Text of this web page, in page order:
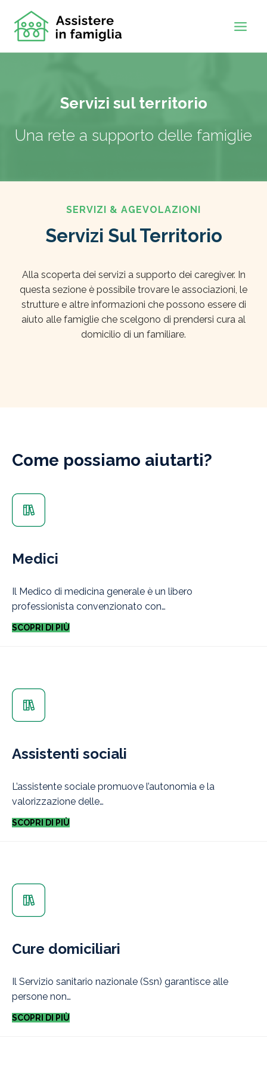
contenuto
Servizi sul territorio
Una rete a supporto delle famiglie
SERVIZI & AGEVOLAZIONI
Servizi Sul Territorio
Alla scoperta dei servizi a supporto dei caregiver. In
questa sezione è possibile trovare le associazioni, le
strutture e altre informazioni che possono essere di
aiuto alle famiglie che scelgono di prendersi cura al
domicilio di un familiare.
Come possiamo aiutarti?
Medici
Il Medico di medicina generale è un libero
professionista convenzionato con…
SCOPRI DI PIÙ
Assistenti sociali
L’assistente sociale promuove l’autonomia e la
valorizzazione delle…
SCOPRI DI PIÙ
Cure domiciliari
Il Servizio sanitario nazionale (Ssn) garantisce alle
persone non…
SCOPRI DI PIÙ